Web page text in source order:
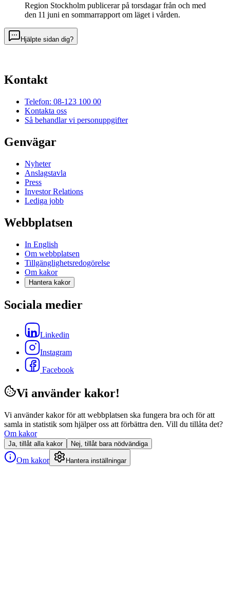
Region Stockholm publicerar på torsdagar från och med
den 11 juni en sommarrapport om läget i vården.
Hjälpte sidan dig?
Kontakt
Telefon: 08-123 100 00
Kontakta oss
Så behandlar vi personuppgifter
Genvägar
Nyheter
Anslagstavla
Press
Investor Relations
Lediga jobb
Webbplatsen
In English
Om webbplatsen
Tillgänglighetsredogörelse
Om kakor
Hantera kakor
Sociala medier
Linkedin
Instagram
Facebook
Vi använder kakor!
Vi använder kakor för att webbplatsen ska fungera bra och för att
samla in statistik som hjälper oss att förbättra den. Vill du tillåta det?
Om kakor
Ja, tillåt alla kakor Nej, tillåt bara nödvändiga
Om kakor Hantera inställningar